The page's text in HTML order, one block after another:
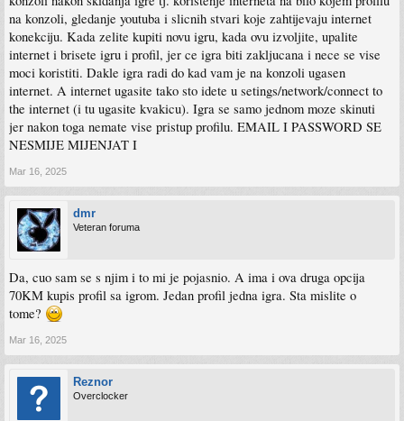
na konzoli, gledanje youtuba i slicnih stvari koje zahtijevaju internet
konekciju. Kada zelite kupiti novu igru, kada ovu izvoljite, upalite
internet i brisete igru i profil, jer ce igra biti zakljucana i nece se vise
moci koristiti. Dakle igra radi do kad vam je na konzoli ugasen
internet. A internet ugasite tako sto idete u setings/network/connect to
the internet (i tu ugasite kvakicu). Igra se samo jednom moze skinuti
jer nakon toga nemate vise pristup profilu. EMAIL I PASSWORD SE
NESMIJE MIJENJAT I
Mar 16, 2025
dmr
Veteran foruma
Da, cuo sam se s njim i to mi je pojasnio. A ima i ova druga opcija
70KM kupis profil sa igrom. Jedan profil jedna igra. Sta mislite o
tome?
Mar 16, 2025
Reznor
Overclocker